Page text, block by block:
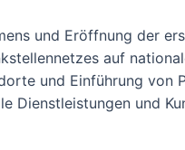
und Eröffnung der
auf
und Einführung von
Dienstleistungen und